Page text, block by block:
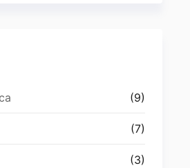
(9)
(7)
(3)